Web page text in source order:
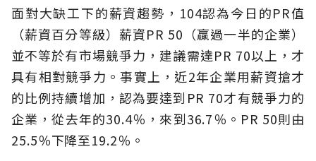
面對大缺工下的薪資趨勢，104認為今日的PR值
（薪資百分等級）薪資PR 50（贏過一半的企業）
並不等於有市場競爭力，建議需達PR 70以上，才
具有相對競爭力。事實上，近2年企業用薪資搶才
的比例持續增加，認為要達到PR 70才有競爭力的
企業，從去年的30.4％，來到36.7％。PR 50則由
25.5％下降至19.2％。